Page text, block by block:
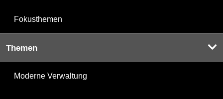
Fokusthemen
Themen
Moderne Verwaltung